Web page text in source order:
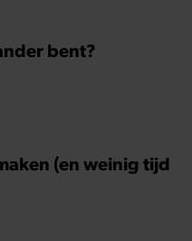
bent?
(en weinig tijd